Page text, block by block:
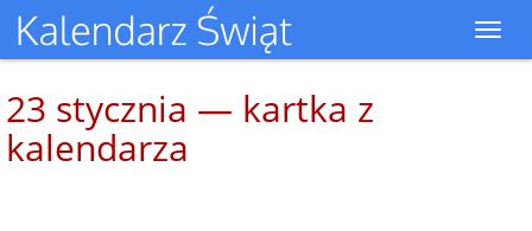
23 stycznia — kartka z
kalendarza